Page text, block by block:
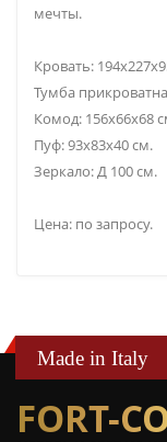
мечты.
Кровать:
Тумба
Комод: 156х66х68
Пуф: 93х83х40 см.
Зеркало: Д 100 см.
Цена: по запросу.
Made in Italy
FORT-